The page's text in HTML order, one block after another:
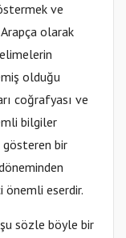
ve
olarak
olduğu
coğrafyası ve
bilgiler
gösteren bir
önemli eserdir.
sözle böyle bir